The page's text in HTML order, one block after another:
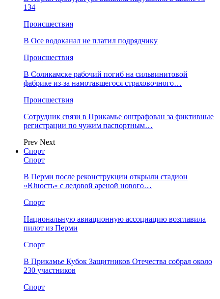
134
Происшествия
В Осе водоканал не платил подрядчику
Происшествия
В Соликамске рабочий погиб на сильвинитовой
фабрике из-за намотавшегося страховочного…
Происшествия
Сотрудник связи в Прикамье оштрафован за фиктивные
регистрации по чужим паспортным…
Prev Next
Спорт
Спорт
В Перми после реконструкции открыли стадион
«Юность» с ледовой ареной нового…
Спорт
Национальную авиационную ассоциацию возглавила
пилот из Перми
Спорт
В Прикамье Кубок Защитников Отечества собрал около
230 участников
Спорт